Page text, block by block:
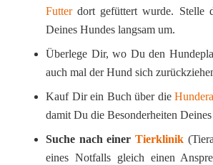
Futterdort gefüttert wurde. Stelle
Deines Hundes langsam um.
Überlege Dir, wo Du den
auch mal der Hund sich
Kauf Dir ein Buch über die
damit Du die Besonderheiten
Suche nach einerTierklinik
eines Notfalls gleich einen